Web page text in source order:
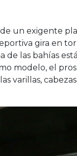
un exigente
gira en
de las bahías
modelo, el
varillas,